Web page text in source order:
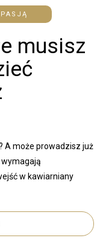
musisz
A może prowadzisz już
w kawiarniany